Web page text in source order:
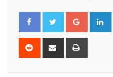
Google+
Reddit
Share